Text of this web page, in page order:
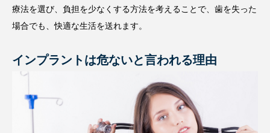
療法を選び、負担を少なくする方法を考えることで、歯を失った
場合でも、快適な生活を送れます。
インプラントは危ないと言われる理由